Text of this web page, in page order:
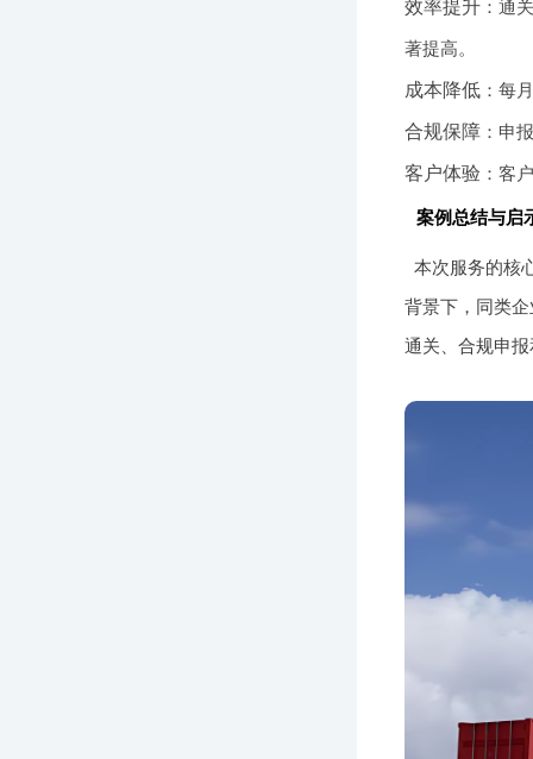
效率提升 ：通
著提高。
成本降低 ：每
合规保障 ：申
客户体验 ：客
案例总结与启
本次服务的核
背景下，同类
通关、合规申